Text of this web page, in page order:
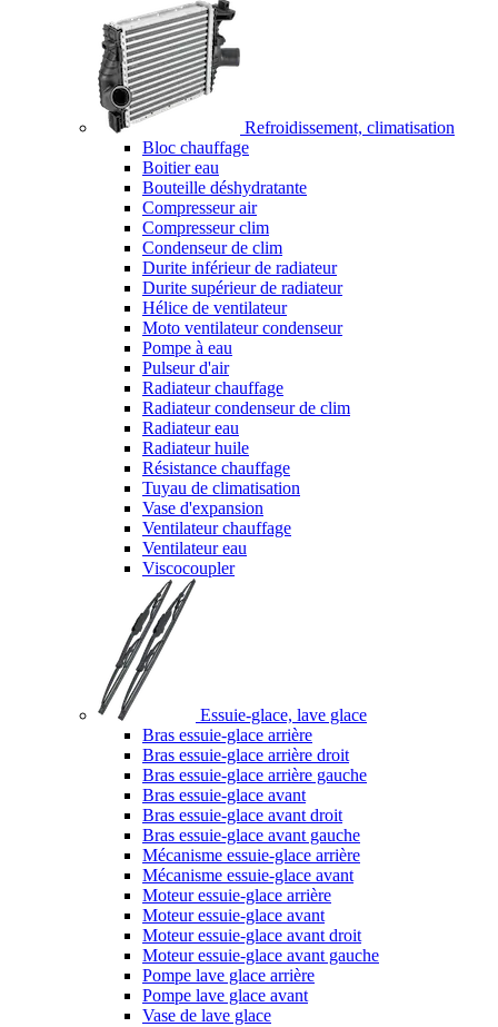
Refroidissement, climatisation
Bloc chauffage
Boitier eau
Bouteille déshydratante
Compresseur air
Compresseur clim
Condenseur de clim
Durite inférieur de radiateur
Durite supérieur de radiateur
Hélice de ventilateur
Moto ventilateur condenseur
Pompe à eau
Pulseur d'air
Radiateur chauffage
Radiateur condenseur de clim
Radiateur eau
Radiateur huile
Résistance chauffage
Tuyau de climatisation
Vase d'expansion
Ventilateur chauffage
Ventilateur eau
Viscocoupler
Essuie-glace, lave glace
Bras essuie-glace arrière
Bras essuie-glace arrière droit
Bras essuie-glace arrière gauche
Bras essuie-glace avant
Bras essuie-glace avant droit
Bras essuie-glace avant gauche
Mécanisme essuie-glace arrière
Mécanisme essuie-glace avant
Moteur essuie-glace arrière
Moteur essuie-glace avant
Moteur essuie-glace avant droit
Moteur essuie-glace avant gauche
Pompe lave glace arrière
Pompe lave glace avant
Vase de lave glace